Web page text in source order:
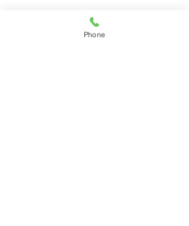
Phone